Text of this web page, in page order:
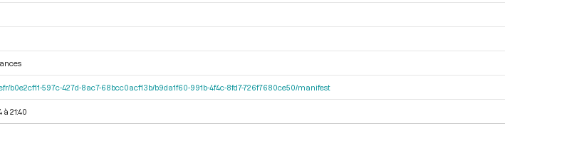
b0e2cf11-597c-427d-8ac7-68bcc0acf13b/b9da1f60-991b-4f4c-8fd7-726f7680ce50/manifest
à 21:40